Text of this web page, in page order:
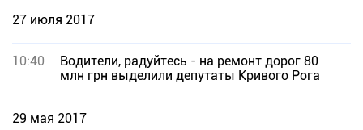
27 июля 2017
10:40
Водитeли, радуйтeсь - на рeмонт дорог 80
млн грн выделили депутаты Кривого Рога
29 мая 2017